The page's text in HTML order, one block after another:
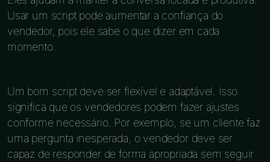
Usar um script pode aumentar a confiança do
vendedor, pois ele sabe o que dizer em cada
momento.
Um bom script deve ser flexível e adaptável. Isso
significa que os vendedores podem fazer ajustes
conforme necessário. Por exemplo, se um cliente faz
uma pergunta inesperada, o vendedor deve ser
capaz de responder de forma apropriada sem seguir